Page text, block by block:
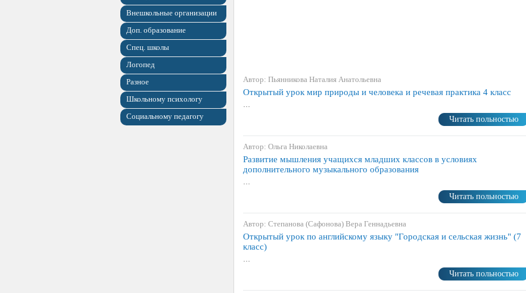
Внешкольные организации
Доп. образование
Спец. школы
Логопед
Разное
Школьному психологу
Социальному педагогу
Автор: Пьянникова Наталия Анатольевна
Открытый урок мир природы и человека и речевая практика 4 класс
…
Читать польностью
Автор: Ольга Николаевна
Развитие мышления учащихся младших классов в условиях
дополнительного музыкального образования
…
Читать польностью
Автор: Степанова (Сафонова) Вера Геннадьевна
Открытый урок по английскому языку "Городская и сельская жизнь" (7
класс)
…
Читать польностью